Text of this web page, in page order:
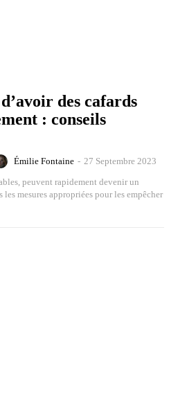
des cafards
: conseils
Émilie Fontaine - 27 Septembre 2023
peuvent rapidement devenir un
les mesures appropriées pour les empêcher